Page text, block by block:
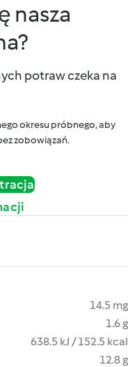
nasza
potraw czeka na
okresu próbnego, aby
zobowiązań.
14.5 mg
1.6 g
638.5 kJ / 152.5 kcal
12.8 g